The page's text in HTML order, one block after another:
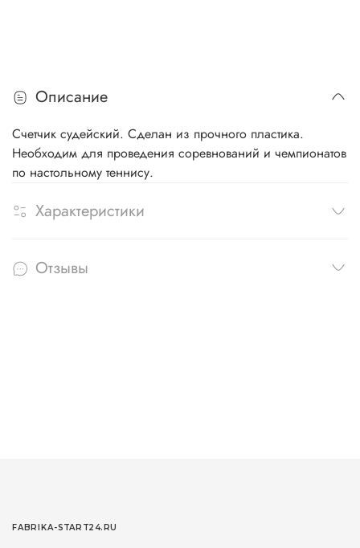
Описание
Счетчик судейский. Сделан из прочного пластика.
Необходим для проведения соревнований и чемпионатов
по настольному теннису.
Характеристики
Отзывы
FABRIKA-START24.RU